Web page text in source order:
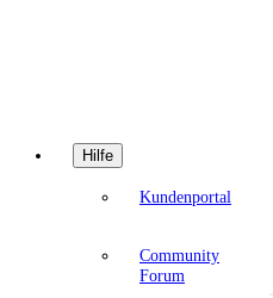
Hilfe
Kundenportal
Community
Forum